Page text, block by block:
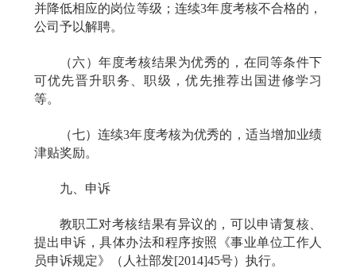
并降低相应的岗位等级；连续3年度考核不合格的，
公司予以解聘。
（六）年度考核结果为优秀的，在同等条件下
可优先晋升职务、职级，优先推荐出国进修学习
等。
（七）连续3年度考核为优秀的，适当增加业绩
津贴奖励。
九、申诉
教职工对考核结果有异议的，可以申请复核、
提出申诉，具体办法和程序按照《事业单位工作人
员申诉规定》（人社部发[2014]45号）执行。